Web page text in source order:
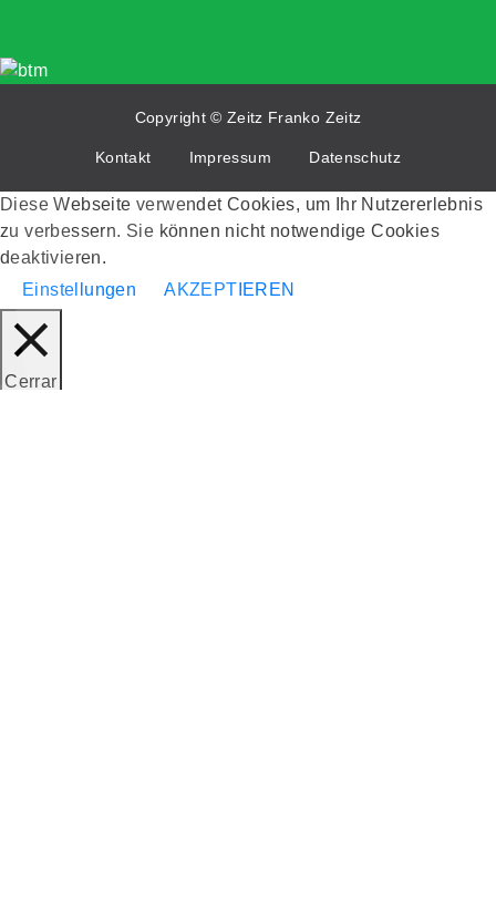
Copyright © Zeitz Franko Zeitz
Kontakt Impressum Datenschutz
Diese Webseite verwendet Cookies, um Ihr Nutzererlebnis
zu verbessern. Sie können nicht notwendige Cookies
deaktivieren.
Einstellungen
AKZEPTIEREN
Cerrar